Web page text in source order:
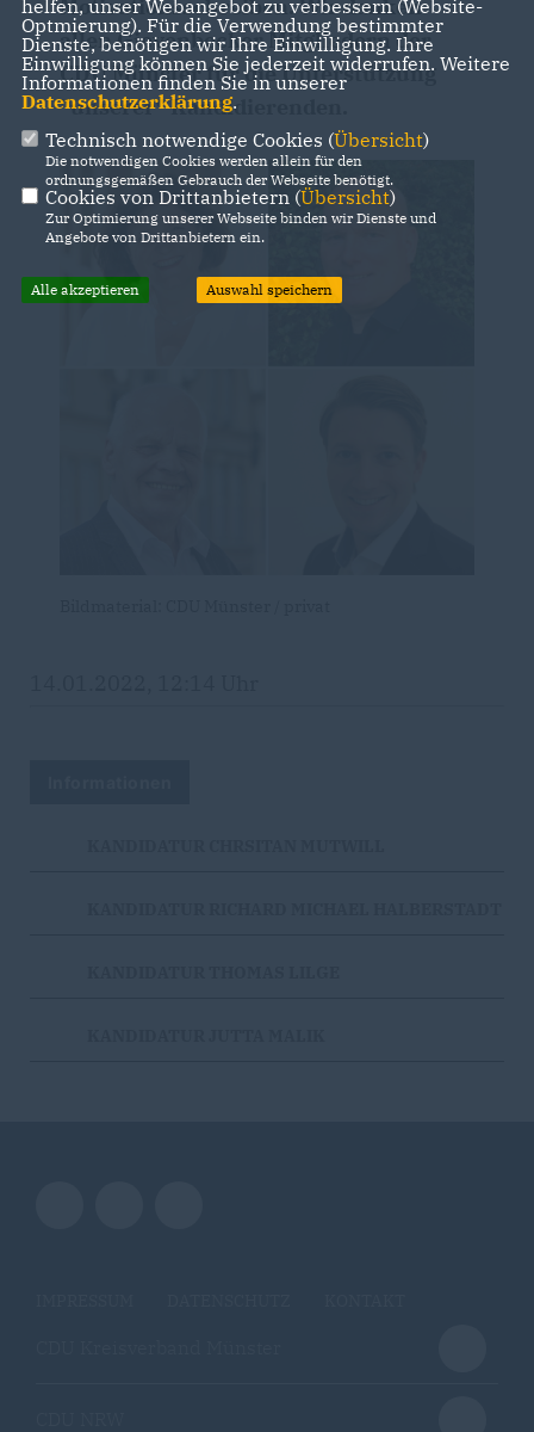
Motivationsschreiben. Wir danken
allen Gievenbecker Mitgliedern der
CDU Münster für die Unterstützung
"unserer" Kandidierenden.
helfen, unser Webangebot zu verbessern (Website-
Optmierung). Für die Verwendung bestimmter
Dienste, benötigen wir Ihre Einwilligung. Ihre
Einwilligung können Sie jederzeit widerrufen. Weitere
Informationen finden Sie in unserer
Datenschutzerklärung.
Technisch notwendige Cookies (Übersicht)
Die notwendigen Cookies werden allein für den
ordnungsgemäßen Gebrauch der Webseite benötigt.
Cookies von Drittanbietern (Übersicht)
Zur Optimierung unserer Webseite binden wir Dienste und
Angebote von Drittanbietern ein.
Alle akzeptieren Auswahl speichern